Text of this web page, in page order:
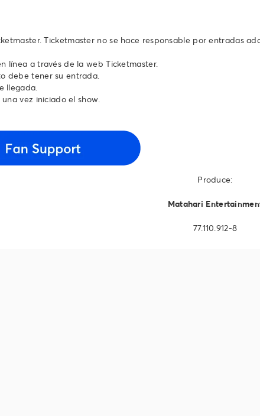
Ticketmaster no se hace responsable por entradas
línea a través de la web Ticketmaster.
debe tener su entrada.
llegada.
vez iniciado el show.
Produce:
Matahari
77.110.912-8